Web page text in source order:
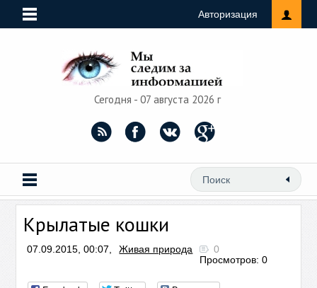
Авторизация
Сегодня - 07 августа 2026 г
Крылатые кошки
07.09.2015, 00:07, Живая природа
0
Просмотров: 0